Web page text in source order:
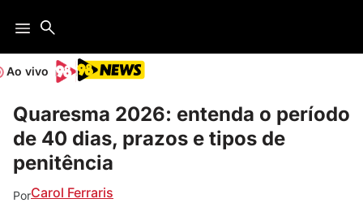
Ao vivo
Quaresma 2026: entenda o período
de 40 dias, prazos e tipos de
penitência
PorCarol Ferraris